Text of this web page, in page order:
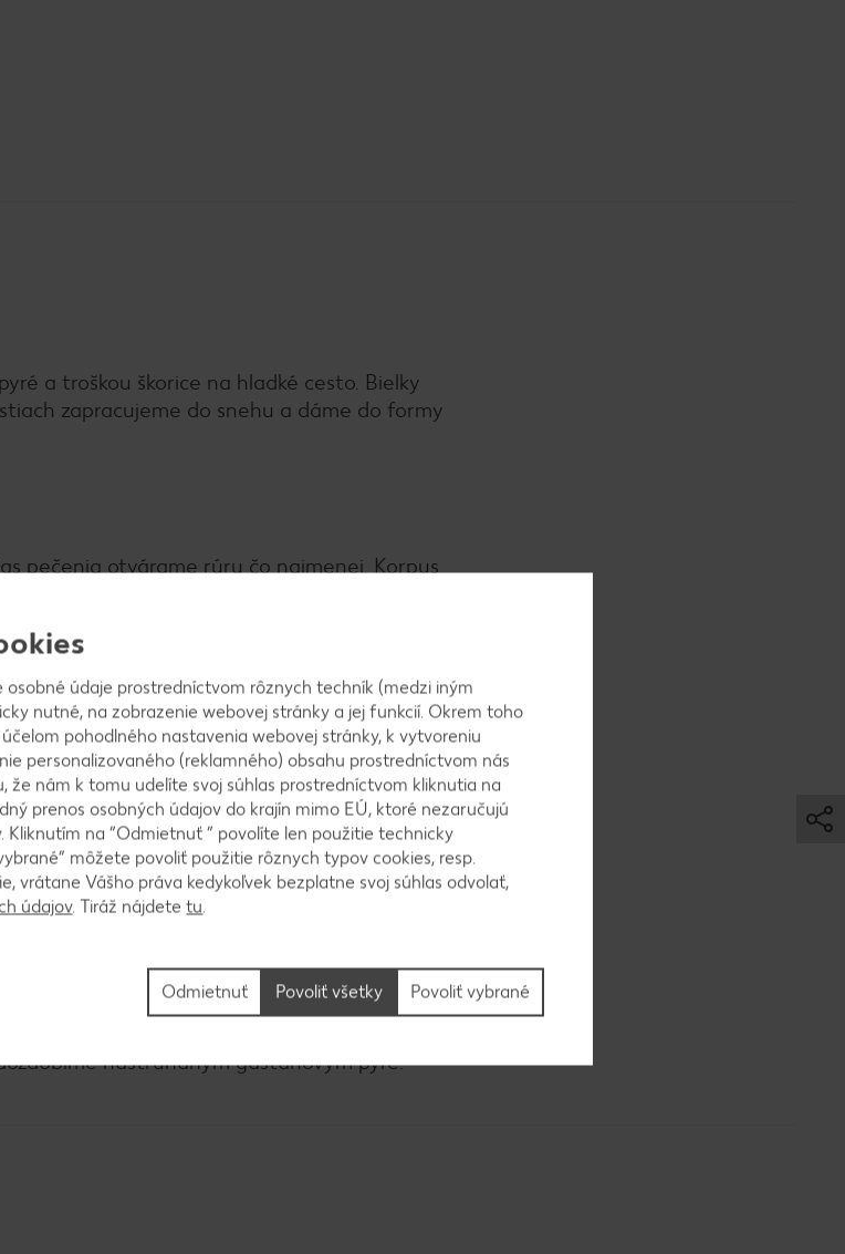
a troškou škorice na hladké cesto. Bielky
zapracujeme do snehu a dáme do formy
pečenia otvárame rúru čo najmenej. Korpus
Korpus vyberieme z formy a necháme
a gaštanové pyré. Ak tortu pečieme v
narábame opatrne, pretože je veľmi jemný.
krému potrieme tortu z vrchu a zo strán.
nastrúhaným gaštanovým pyré.
údaje prostredníctvom rôznych techník (medzi iným
nutné, na zobrazenie webovej stránky a jej funkcií. Okrem toho
pohodlného nastavenia webovej stránky, k vytvoreniu
personalizovaného (reklamného) obsahu prostredníctvom nás
že nám k tomu udelíte svoj súhlas prostredníctvom kliknutia na
prenos osobných údajov do krajín mimo EÚ, ktoré nezaručujú
na “Odmietnuť ” povolíte len použitie technicky
môžete povoliť použitie rôznych typov cookies, resp.
vrátane Vášho práva kedykoľvek bezplatne svoj súhlas odvolať,
údajov. Tiráž nájdetetu.
Povoliť vybrané
Odmietnuť Povoliť všetky